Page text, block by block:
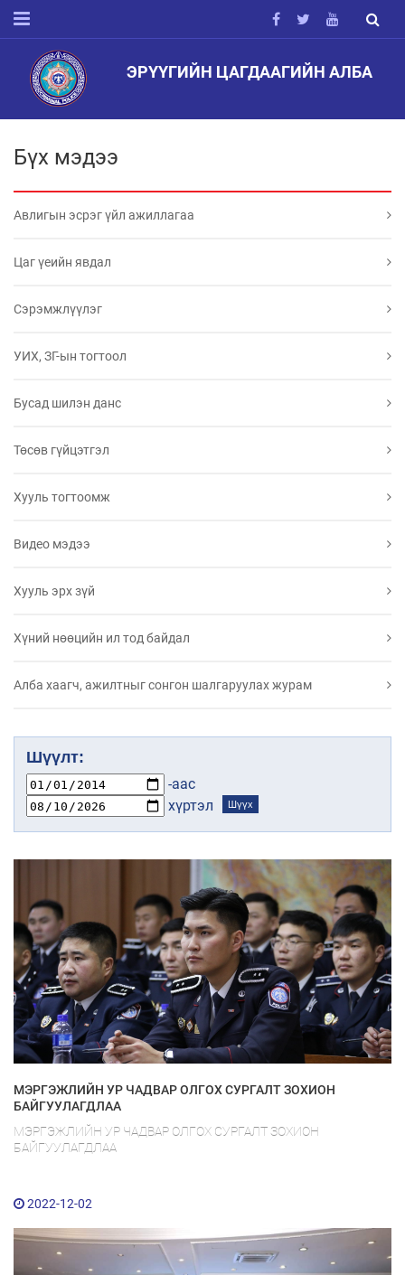
ЭРҮҮГИЙН ЦАГДААГИЙН АЛБА
Бүх мэдээ
Авлигын эсрэг үйл ажиллагаа
Цаг үеийн явдал
Сэрэмжлүүлэг
УИХ, ЗГ-ын тогтоол
Бусад шилэн данс
Төсөв гүйцэтгэл
Хууль тогтоомж
Видео мэдээ
Хууль эрх зүй
Хүний нөөцийн ил тод байдал
Алба хаагч, ажилтныг сонгон шалгаруулах журам
Шүүлт:
-аас
хүртэл
Шүүх
МЭРГЭЖЛИЙН УР ЧАДВАР ОЛГОХ СУРГАЛТ ЗОХИОН
БАЙГУУЛАГДЛАА
МЭРГЭЖЛИЙН УР ЧАДВАР ОЛГОХ СУРГАЛТ ЗОХИОН
БАЙГУУЛАГДЛАА
2022-12-02